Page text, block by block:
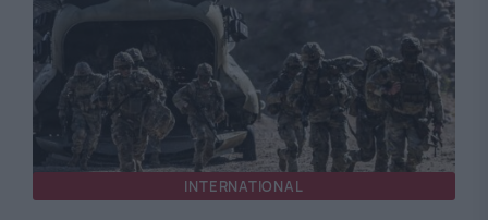
INTERNATIONAL